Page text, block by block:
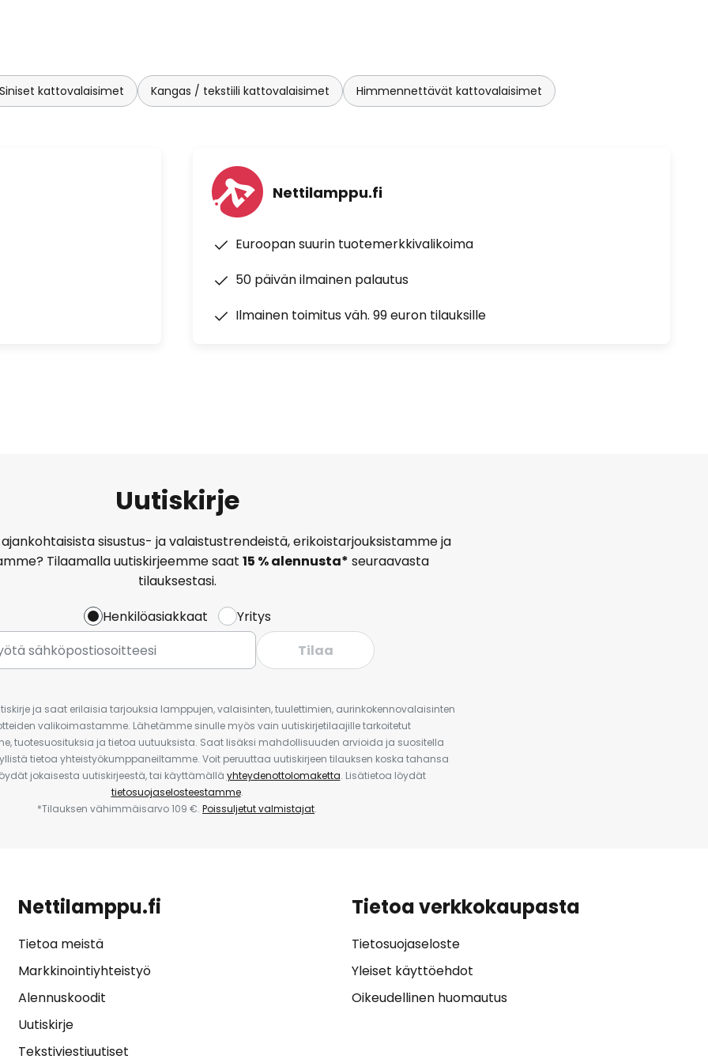
Siniset kattovalaisimet Kangas / tekstiili kattovalaisimet Himmennettävät kattovalaisimet
Nettilamppu.fi
Euroopan suurin tuotemerkkivalikoima
50 päivän ilmainen palautus
Ilmainen toimitus väh. 99 euron tilauksille
Uutiskirje
sisustus- ja valaistustrendeistä, erikoistarjouksistamme ja
Tilaamalla uutiskirjeemme saat 15 % alennusta* seuraavasta
tilauksestasi.
Henkilöasiakkaat
Yritys
Tilaa
ja saat erilaisia tarjouksia lamppujen, valaisinten, tuulettimien, aurinkokennovalaisinten
valikoimastamme. Lähetämme sinulle myös vain uutiskirjetilaajille tarkoitetut
tuotesuosituksia ja tietoa uutuuksista. Saat lisäksi mahdollisuuden arvioida ja suositella
tietoa yhteistyökumppaneiltamme. Voit peruuttaa uutiskirjeen tilauksen koska tahansa
jokaisesta uutiskirjeestä, tai käyttämällä yhteydenottolomaketta. Lisätietoa löydät
tietosuojaselosteestamme.
*Tilauksen vähimmäisarvo 109 €. Poissuljetut valmistajat.
Nettilamppu.fi
Tietoa meistä
Markkinointiyhteistyö
Alennuskoodit
Uutiskirje
Tekstiviestiuutiset
Tietoa verkkokaupasta
Tietosuojaseloste
Yleiset käyttöehdot
Oikeudellinen huomautus